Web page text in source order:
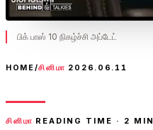
பிக் பாஸ் 10 நிகழ்ச்சி அப்டேட்
HOME/சினிமா 2026.06.11
சினிமா READING TIME · 2 MIN